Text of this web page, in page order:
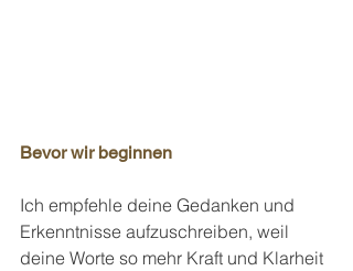
Bevor wir beginnen
Ich empfehle deine Gedanken und
Erkenntnisse aufzuschreiben, weil
deine Worte so mehr Kraft und Klarheit